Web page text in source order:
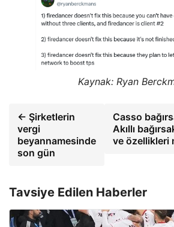
Kaynak: Ryan
← Şirketlerin
vergi
beyannamesinde
son gün
Casso
Akıllı
ve özellikleri
Tavsiye Edilen Haberler